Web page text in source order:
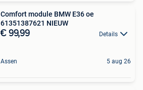
Comfort module BMW E36 oe
61351387621 NIEUW
€ 99,99 Details
Assen 5 aug 26